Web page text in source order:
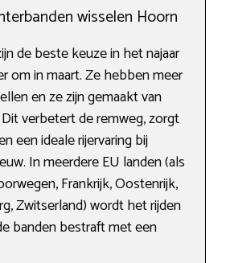
wisselen Hoorn
de beste keuze in het najaar
om in maart. Ze hebben meer
en ze zijn gemaakt van
verbetert de remweg, zorgt
een ideale rijervaring bij
In meerdere EU landen (als
Frankrijk, Oostenrijk,
Zwitserland) wordt het rijden
banden bestraft met een